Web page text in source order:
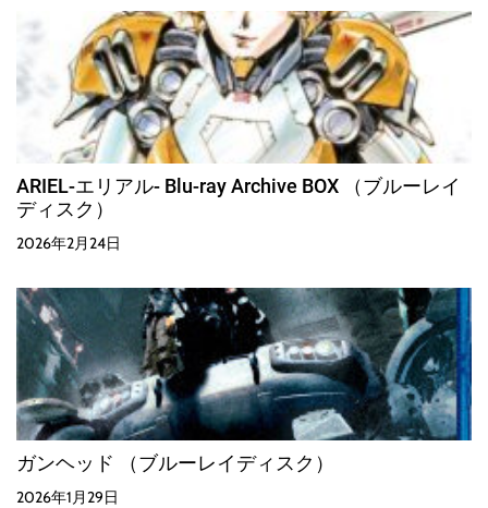
ARIEL-エリアル- Blu-ray Archive BOX （ブルーレイ
ディスク）
2026年2月24日
ガンヘッド （ブルーレイディスク）
2026年1月29日